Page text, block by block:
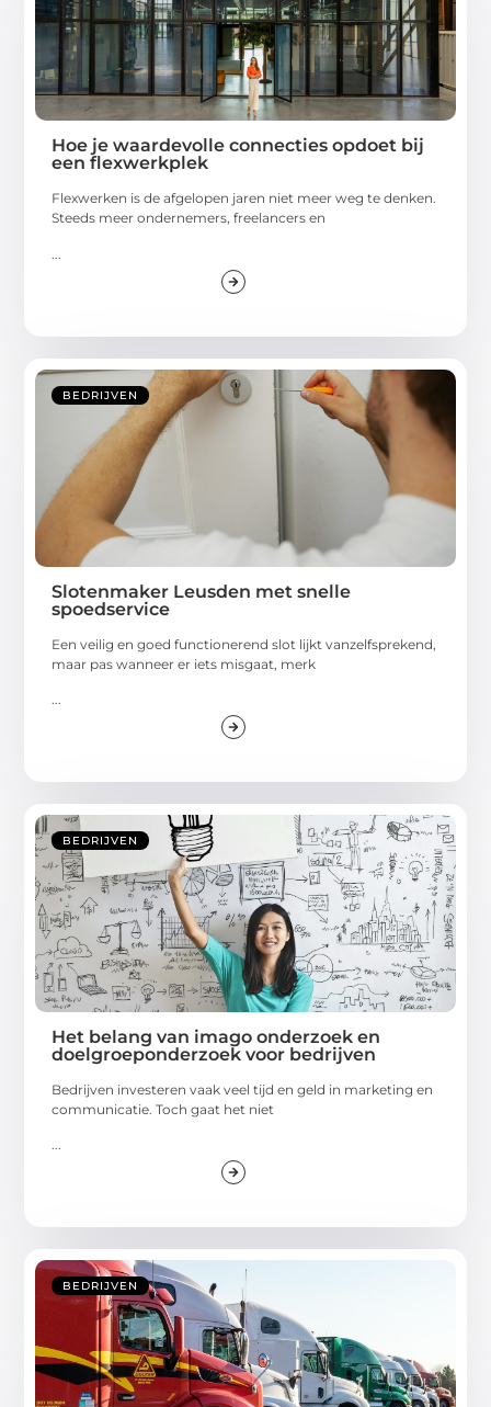
Hoe je waardevolle connecties opdoet bij
een flexwerkplek
Flexwerken is de afgelopen jaren niet meer weg te denken.
Steeds meer ondernemers, freelancers en
BEDRIJVEN
Slotenmaker Leusden met snelle
spoedservice
Een veilig en goed functionerend slot lijkt vanzelfsprekend,
maar pas wanneer er iets misgaat, merk
...
BEDRIJVEN
Het belang van imago onderzoek en
doelgroeponderzoek voor bedrijven
Bedrijven investeren vaak veel tijd en geld in marketing en
communicatie. Toch gaat het niet
...
BEDRIJVEN